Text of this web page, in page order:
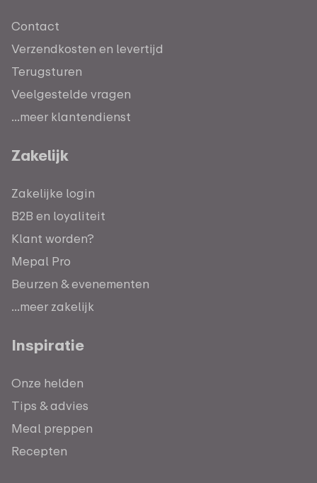
Contact
Verzendkosten en levertijd
Terugsturen
Veelgestelde vragen
...meer klantendienst
Zakelijk
Zakelijke login
B2B en loyaliteit
Klant worden?
Mepal Pro
Beurzen & evenementen
...meer zakelijk
Inspiratie
Onze helden
Tips & advies
Meal preppen
Recepten